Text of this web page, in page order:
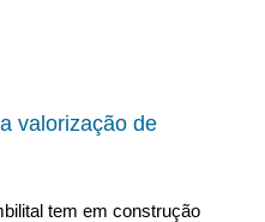
valorização de
tem em construção